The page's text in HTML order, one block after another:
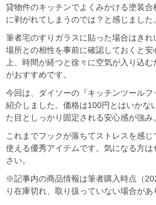
貸物件のキッチンでよくみかける塗装
に剥がれてしまうのでは？と感じました。
筆者宅のすりガラスに貼った場合はき
場所との相性を事前に確認しておくと
上、時間が経つと徐々に空気が入り込
がおすすめです。
今回は、ダイソーの『キッチンツール
紹介しました。価格は100円とはいかな
た目としっかり固定される安心感が強み。
これまでフックが落ちてストレスを感
使える優秀アイテムです。気になる方
さい。
※記事内の商品情報は筆者購入時点（
り在庫切れ、取り扱っていない場合があ